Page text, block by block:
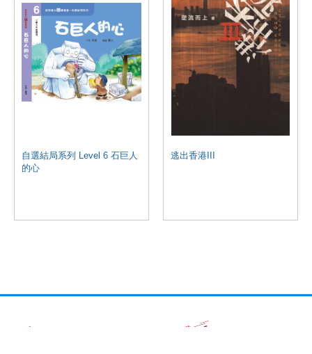
自選結局系列 Level 6 石巨人
的心
逃出香港III